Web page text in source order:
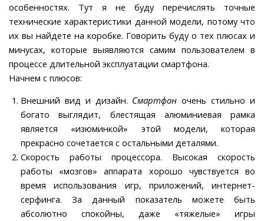
особенностях. Тут я не буду перечислять точные
технические характеристики данной модели, потому что
их вы найдете на коробке. Говорить буду о тех плюсах и
минусах, которые выявляются самим пользователем в
процессе длительной эксплуатации смартфона.
Начнем с плюсов:
Внешний вид и дизайн. Смартфон очень стильно и
богато выглядит, блестящая алюминиевая рамка
является «изюминкой» этой модели, которая
прекрасно сочетается с остальными деталями.
Скорость работы процессора. Высокая скорость
работы «мозгов» аппарата хорошо чувствуется во
время использования игр, приложений, интернет-
серфинга. За данный показатель можете быть
абсолютно спокойны, даже «тяжелые» игры